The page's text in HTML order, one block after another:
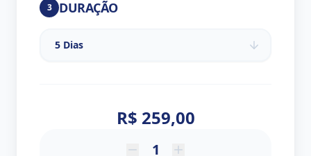
3 DURAÇÃO
R$ 259,00